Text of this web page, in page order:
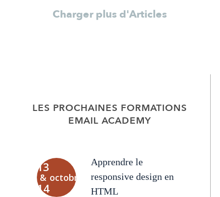
Charger plus d'Articles
LES PROCHAINES FORMATIONS
EMAIL ACADEMY
13
&
14
octobre
Apprendre le
responsive design en
HTML